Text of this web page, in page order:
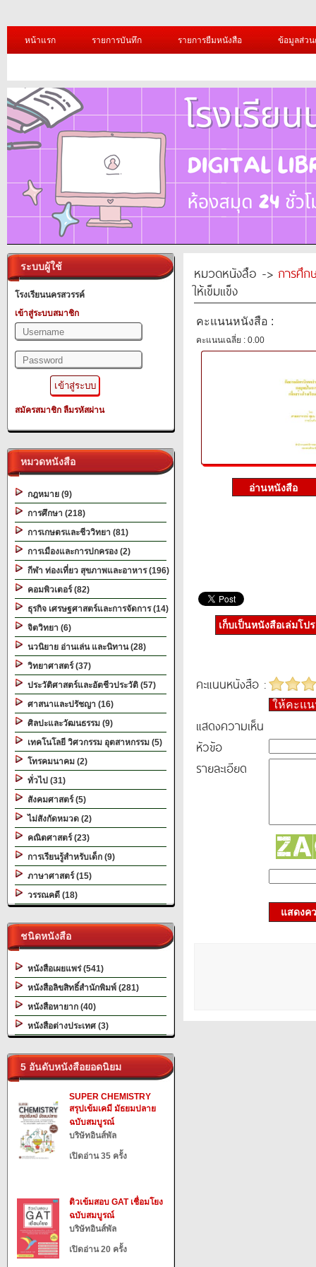
หน้าแรก รายการบันทึก รายการยืมหนังสือ ข้อมูลส่ว
ระบบผู้ใช้
โรงเรียนนครสวรรค์
เข้าสู่ระบบสมาชิก
สมัครสมาชิก ลืมรหัสผ่าน
หมวดหนังสือ
กฎหมาย (9)
การศึกษา (218)
การเกษตรและชีววิทยา (81)
การเมืองและการปกครอง (2)
กีฬา ท่องเที่ยว สุขภาพและอาหาร (196)
คอมพิวเตอร์ (82)
ธุรกิจ เศรษฐศาสตร์และการจัดการ (14)
จิตวิทยา (6)
นวนิยาย อ่านเล่น และนิทาน (28)
วิทยาศาสตร์ (37)
ประวัติศาสตร์และอัตชีวประวัติ (57)
ศาสนาและปรัชญา (16)
ศิลปะและวัฒนธรรม (9)
เทคโนโลยี วิศวกรรม อุตสาหกรรม (5)
โทรคมนาคม (2)
ทั่วไป (31)
สังคมศาสตร์ (5)
ไม่สังกัดหมวด (2)
คณิตศาสตร์ (23)
การเรียนรู้สำหรับเด็ก (9)
ภาษาศาสตร์ (15)
วรรณคดี (18)
ชนิดหนังสือ
หนังสือเผยแพร่ (541)
หนังสือลิขสิทธิ์สำนักพิมพ์ (281)
หนังสือหายาก (40)
หนังสือต่างประเทศ (3)
5 อันดับหนังสือยอดนิยม
SUPER CHEMISTRY
สรุปเข้มเคมี มัธยมปลาย
ฉบับสมบูรณ์
บริษัทอินส์พัล
เปิดอ่าน 35 ครั้ง
ติวเข้มสอบ GAT เชื่อมโยง
ฉบับสมบูรณ์
บริษัทอินส์พัล
เปิดอ่าน 20 ครั้ง
หมวดหนังสือ -> การศึก
ให้เข็มแข็ง
คะแนนหนังสือ :
คะแนนเฉลี่ย : 0.00
เก็บเป็นหนังสือเล่มโป
คะแนนหนังสือ :
ให้คะแ
แสดงความเห็น
หัวข้อ
รายละเอียด
แสดงค